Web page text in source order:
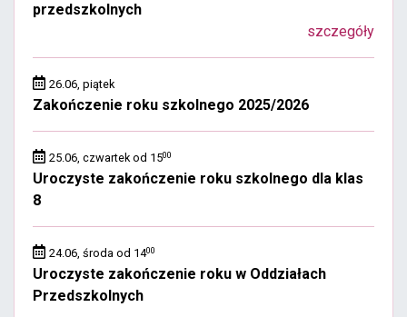
przedszkolnych
szczegóły
26.06, piątek
Zakończenie roku szkolnego 2025/2026
25.06, czwartek od 1500
Uroczyste zakończenie roku szkolnego dla klas
8
24.06, środa od 1400
Uroczyste zakończenie roku w Oddziałach
Przedszkolnych